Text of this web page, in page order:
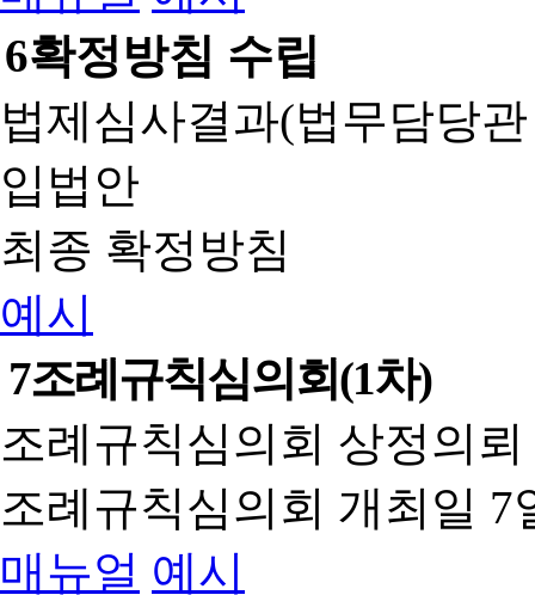
6확정방침 수립
법제심사결과(법무담당
입법안
최종 확정방침
예시
7조례규칙심의회(1차)
조례규칙심의회 상정의
조례규칙심의회 개최일 7
매뉴얼 예시